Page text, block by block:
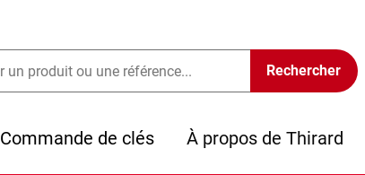
Commande de clés À propos de Thirard